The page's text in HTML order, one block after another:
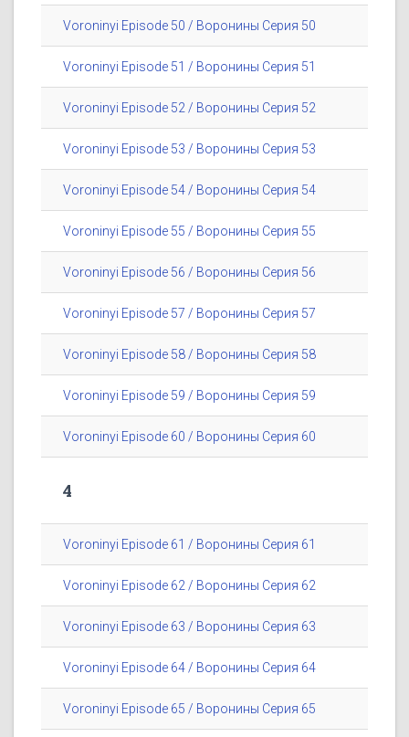
Voroninyi Episode 50 / Воронины Серия 50
Voroninyi Episode 51 / Воронины Серия 51
Voroninyi Episode 52 / Воронины Серия 52
Voroninyi Episode 53 / Воронины Серия 53
Voroninyi Episode 54 / Воронины Серия 54
Voroninyi Episode 55 / Воронины Серия 55
Voroninyi Episode 56 / Воронины Серия 56
Voroninyi Episode 57 / Воронины Серия 57
Voroninyi Episode 58 / Воронины Серия 58
Voroninyi Episode 59 / Воронины Серия 59
Voroninyi Episode 60 / Воронины Серия 60
4
Voroninyi Episode 61 / Воронины Серия 61
Voroninyi Episode 62 / Воронины Серия 62
Voroninyi Episode 63 / Воронины Серия 63
Voroninyi Episode 64 / Воронины Серия 64
Voroninyi Episode 65 / Воронины Серия 65